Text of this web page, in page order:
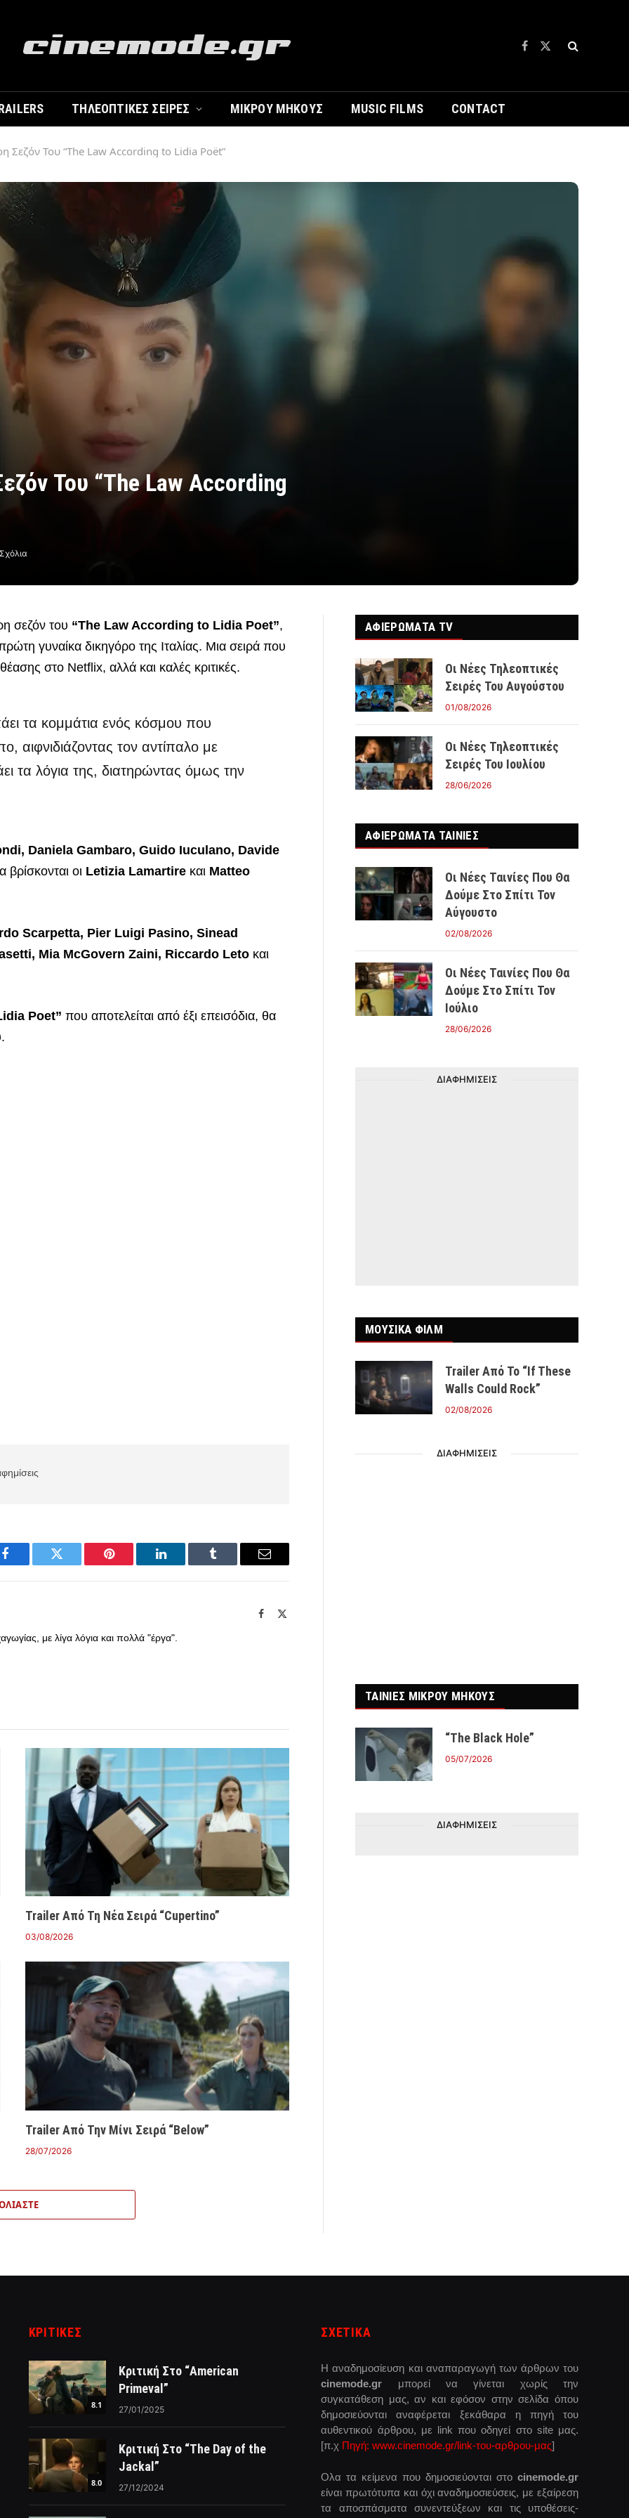
Facebook
X
ΤΗΛΕΟΠΤΙΚΈΣ ΣΕΙΡΈΣ ΜΙΚΡΟΎ ΜΉΚΟΥΣ MUSIC FILMS CONTACT
Σεζόν Του “The Law According to Lidia Poët”
Του “The Law According
σεζόν του “The Law According to Lidia Poet”,
γυναίκα δικηγόρο της Ιταλίας. Μια σειρά που
στο Netflix, αλλά και καλές κριτικές.
τα κομμάτια ενός κόσμου που
αιφνιδιάζοντας τον αντίπαλο με
τα λόγια της, διατηρώντας όμως την
Daniela Gambaro, Guido Iuculano, Davide
οι Letizia Lamartire και Matteo
Scarpetta, Pier Luigi Pasino, Sinead
Mia McGovern Zaini, Riccardo Leto και
Poet” που αποτελείται από έξι επεισόδια, θα
Facebook Twitter Pinterest LinkedIn Tumblr Email
Facebook
με λίγα λόγια και πολλά "έργα".
Trailer Από Τη Νέα Σειρά “Cupertino”
03/08/2026
Trailer Από Την Μίνι Σειρά “Below”
28/07/2026
ΑΦΙΕΡΩΜΑΤΑ TV
Οι Νέες Τηλεοπτικές
Σειρές Του Αυγούστου
01/08/2026
Οι Νέες Τηλεοπτικές
Σειρές Του Ιουλίου
28/06/2026
ΑΦΙΕΡΩΜΑΤΑ ΤΑΙΝΊΕΣ
Οι Νέες Ταινίες Που Θα
Δούμε Στο Σπίτι Τον
Αύγουστο
02/08/2026
Οι Νέες Ταινίες Που Θα
Δούμε Στο Σπίτι Τον
Ιούλιο
28/06/2026
ΔΙΑΦΗΜΙΣΕΙΣ
ΜΟΥΣΙΚΑ ΦΙΛΜ
Trailer Από Το “If These
Walls Could Rock”
02/08/2026
ΔΙΑΦΗΜΙΣΕΙΣ
ΤΑΙΝΙΕΣ ΜΙΚΡΟΥ ΜΗΚΟΥΣ
“The Black Hole”
05/07/2026
ΔΙΑΦΗΜΙΣΕΙΣ
ΚΡΙΤΙΚΈΣ
8.1
Κριτική Στο “American
Primeval”
27/01/2025
8.0
Κριτική Στο “The Day of the
Jackal”
27/12/2024
ΣΧΕΤΙΚΑ
Η αναδημοσίευση και αναπαραγωγή των άρθρων του
cinemode.gr μπορεί να γίνεται χωρίς την
συγκατάθεση μας, αν και εφόσον στην σελίδα όπου
δημοσιεύονται αναφέρεται ξεκάθαρα η πηγή του
αυθεντικού άρθρου, με link που οδηγεί στο site μας.
[π.χ Πηγή: www.cinemode.gr/link-του-αρθρου-μας]
Ολα τα κείμενα που δημοσιεύονται στο cinemode.gr
είναι πρωτότυπα και όχι αναδημοσιεύσεις, με εξαίρεση
τα αποσπάσματα συνεντεύξεων και τις υποθέσεις-